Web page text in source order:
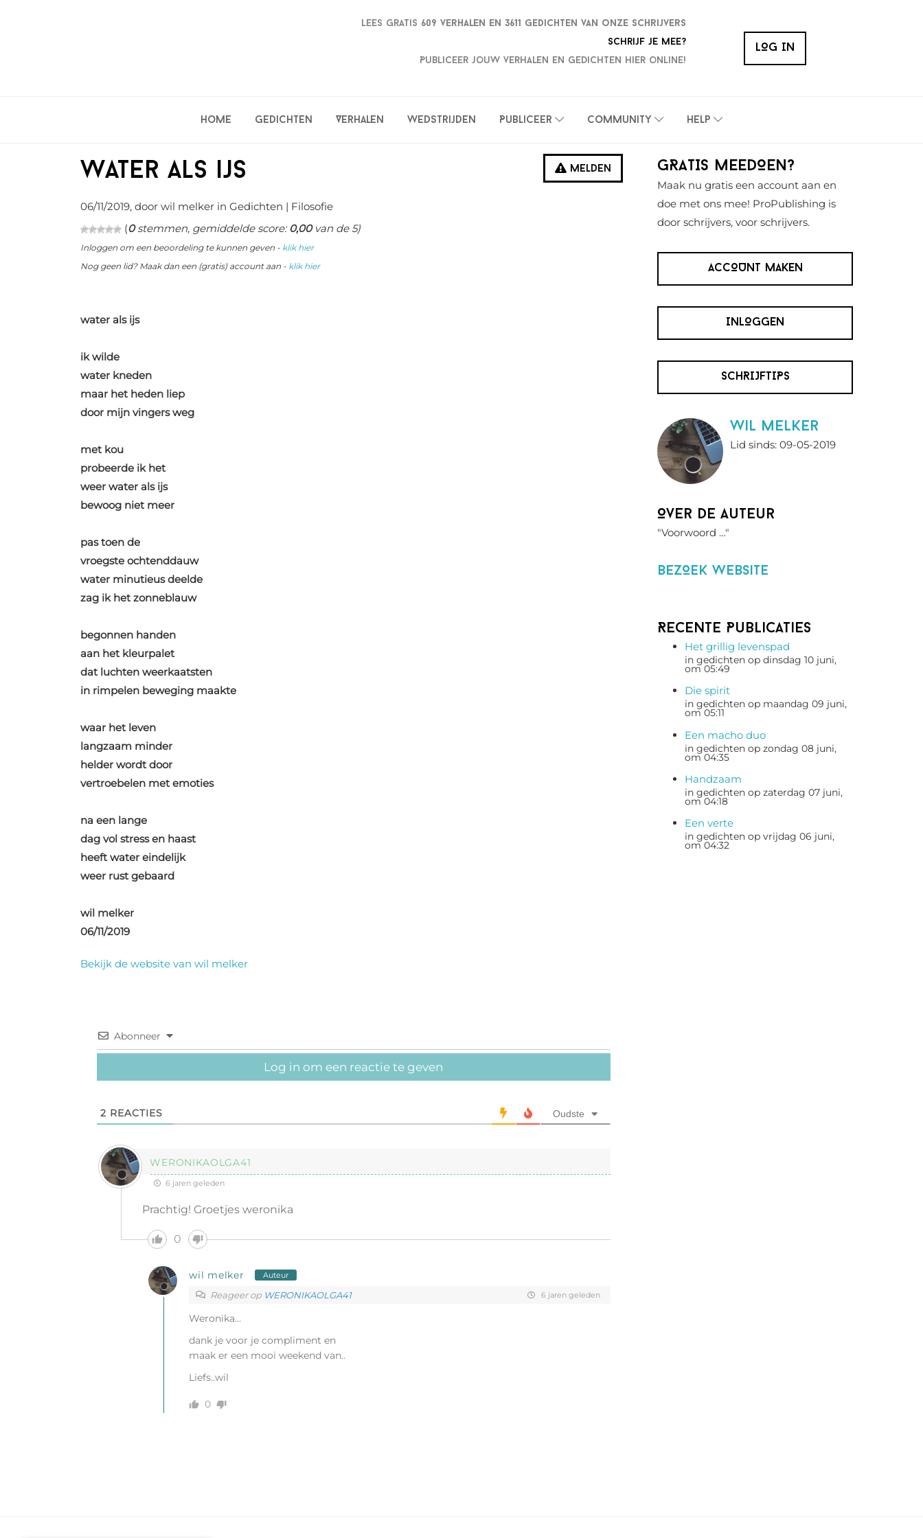
Lees gratis 609 verhalen en 3611 gedichten van onze schrijvers
Schrijf je mee?
Publiceer jouw verhalen en gedichten hier online!
LOG IN
Home Gedichten Verhalen Wedstrijden Publiceer Community Help
Melden
Water als ijs
06/11/2019, door wil melker in Gedichten | Filosofie
(0stemmen, gemiddelde score:0,00van de 5)
Inloggen om een beoordeling te kunnen geven - klik hier
Nog geen lid? Maak dan een (gratis) account aan - klik hier
water als ijs
ik wilde
water kneden
maar het heden liep
door mijn vingers weg
met kou
probeerde ik het
weer water als ijs
bewoog niet meer
pas toen de
vroegste ochtenddauw
water minutieus deelde
zag ik het zonneblauw
begonnen handen
aan het kleurpalet
dat luchten weerkaatsten
in rimpelen beweging maakte
waar het leven
langzaam minder
helder wordt door
vertroebelen met emoties
na een lange
dag vol stress en haast
heeft water eindelijk
weer rust gebaard
wil melker
06/11/2019
Bekijk de website van wil melker
Abonneer
Log in om een reactie te geven
2 REACTIES Oudste
WERONIKAOLGA41
6 jaren geleden
Prachtig! Groetjes weronika
0
wil melker Auteur
Reageer op WERONIKAOLGA41 6 jaren geleden
Weronika…
dank je voor je compliment en
maak er een mooi weekend van..
Liefs..wil
0
Primaire
Sidebar
GRATIS MEEDOEN?
Maak nu gratis een account aan en
doe met ons mee! ProPublishing is
door schrijvers, voor schrijvers.
ACCOUNT MAKEN
INLOGGEN
SCHRIJFTIPS
wil melker
Lid sinds: 09-05-2019
Over de auteur
"Voorwoord …"
BezOek website
Recente Publicaties
Het grillig levenspad
in gedichten op dinsdag 10 juni,
om 05:49
Die spirit
in gedichten op maandag 09 juni,
om 05:11
Een macho duo
in gedichten op zondag 08 juni,
om 04:35
Handzaam
in gedichten op zaterdag 07 juni,
om 04:18
Een verte
in gedichten op vrijdag 06 juni,
om 04:32